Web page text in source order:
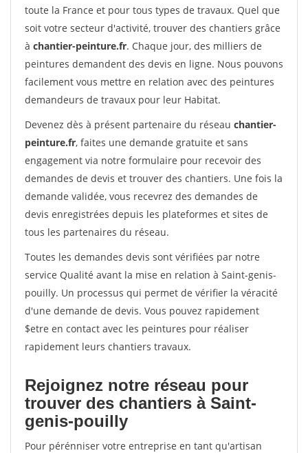
toute la France et pour tous types de travaux. Quel que
soit votre secteur d'activité, trouver des chantiers grâce
à chantier-peinture.fr. Chaque jour, des milliers de
peintures demandent des devis en ligne. Nous pouvons
facilement vous mettre en relation avec des peintures
demandeurs de travaux pour leur Habitat.
Devenez dès à présent partenaire du réseau chantier-
peinture.fr, faites une demande gratuite et sans
engagement via notre formulaire pour recevoir des
demandes de devis et trouver des chantiers. Une fois la
demande validée, vous recevrez des demandes de
devis enregistrées depuis les plateformes et sites de
tous les partenaires du réseau.
Toutes les demandes devis sont vérifiées par notre
service Qualité avant la mise en relation à Saint-genis-
pouilly. Un processus qui permet de vérifier la véracité
d'une demande de devis. Vous pouvez rapidement
$etre en contact avec les peintures pour réaliser
rapidement leurs chantiers travaux.
Rejoignez notre réseau pour
trouver des chantiers à Saint-
genis-pouilly
Pour pérénniser votre entreprise en tant qu'artisan